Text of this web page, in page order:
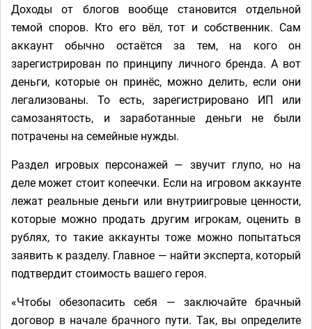
Доходы от блогов вообще становится отдельной
темой споров. Кто его вёл, тот и собственник. Сам
аккаунт обычно остаётся за тем, на кого он
зарегистрирован по принципу личного бренда. А вот
деньги, которые он принёс, можно делить, если они
легализованы. То есть, зарегистрировано ИП или
самозанятость, и заработанные деньги не были
потрачены на семейные нужды.
Раздел игровых персонажей — звучит глупо, но на
деле может стоит копеечки. Если на игровом аккаунте
лежат реальные деньги или внутриигровые ценности,
которые можно продать другим игрокам, оценить в
рублях, то такие аккаунты тоже можно попытаться
заявить к разделу. Главное — найти эксперта, который
подтвердит стоимость вашего героя.
«Чтобы обезопасить себя — заключайте брачный
договор в начале брачного пути. Так, вы определите